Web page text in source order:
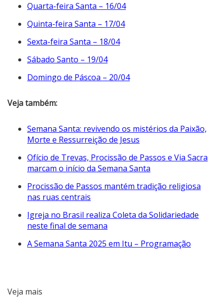
Quarta-feira Santa – 16/04
Quinta-feira Santa – 17/04
Sexta-feira Santa – 18/04
Sábado Santo – 19/04
Domingo de Páscoa – 20/04
Veja também:
Semana Santa: revivendo os mistérios da Paixão,
Morte e Ressurreição de Jesus
Ofício de Trevas, Procissão de Passos e Via Sacra
marcam o início da Semana Santa
Procissão de Passos mantém tradição religiosa
nas ruas centrais
Igreja no Brasil realiza Coleta da Solidariedade
neste final de semana
A Semana Santa 2025 em Itu – Programação
Veja mais